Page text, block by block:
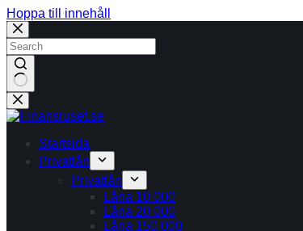
Hoppa till innehåll
Inga
resultat
Startsida
Privatlån
Privatlån
Låna 10 000
Låna 20 000
Låna 150 000